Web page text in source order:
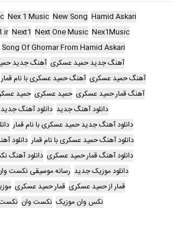
Hamid Askari
New Song
Nex 1 Music
Nex1Music
Next One Music
Next1
Song Of Ghomar From Hamid Askari
آهنگ جدید حمید عسکری آهنگ جدید
آهنگ حمید عسکری آهنگ حمید عسکری با نام قمار
آهنگ قمار حمید عسکری حمید عسکری حمید
دانلود آهنگ جدید دانلود آهنگ
دانلود آهنگ جدید حمید عسکری با نام قمار
دانلود آهنگ حمید عسکری با نام قمار دانلود
دانلود آهنگ قمار حمید عسکری دانلود آهنگ
دانلود موزیک جدید رسانه موسیقی نکست
قمار از حمید عسکری قمار حمید عسکری
نکس وان موزیک نکست وان